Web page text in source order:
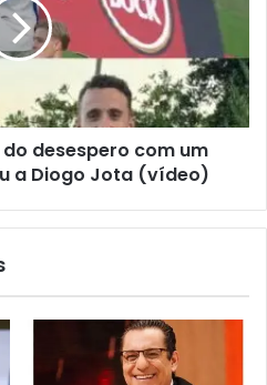
desespero com um
a Diogo Jota (vídeo)